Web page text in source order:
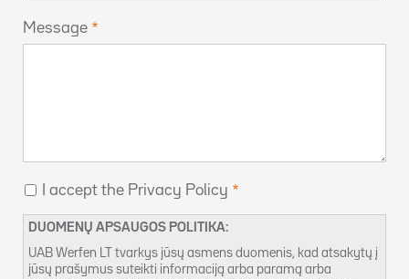
Message
I accept the Privacy Policy
DUOMENŲ APSAUGOS POLITIKA:
UAB Werfen LT tvarkys jūsų asmens duomenis, kad atsakytų į
jūsų prašymus suteikti informaciją arba paramą arba